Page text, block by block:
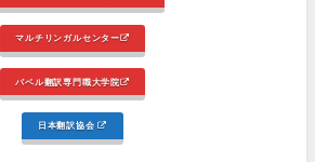
マルチリンガルセンター
バベル翻訳専門職大学院
日本翻訳協会